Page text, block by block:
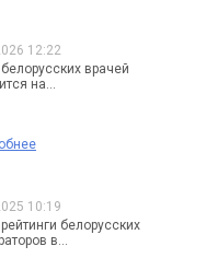
12:22
белорусских врачей
на...
10:19
рейтинги белорусских
в...